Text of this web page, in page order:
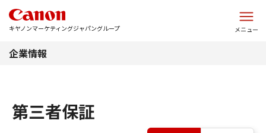
キヤノンマーケティングジャパングループ メニュー
企業情報
第三者保証